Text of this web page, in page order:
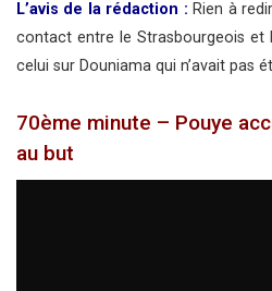
L’avis de la rédaction : Rien à
contact entre le Strasbourgeois et
celui sur Douniama qui n’avait pas
70ème minute – Pouye
au but